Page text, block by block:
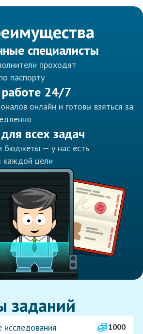
специалисты
проходят
паспорту
работе 24/7
онлайн и готовы взяться за
всех задач
бюджеты — у нас есть
каждой цели
заданий
исследования
1000